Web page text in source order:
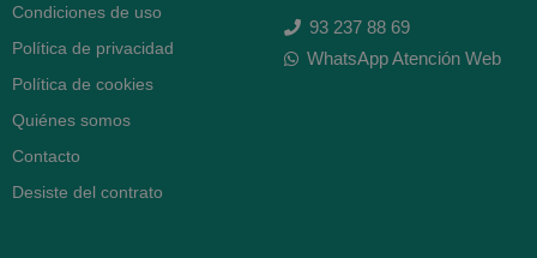
Condiciones de uso
Política de privacidad
Política de cookies
Quiénes somos
Contacto
Desiste del contrato
93 237 88 69
WhatsApp Atención Web